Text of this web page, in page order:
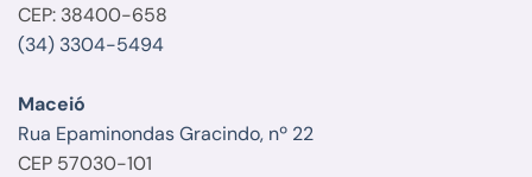
CEP: 38400-658
(34) 3304-5494
Maceió
Rua Epaminondas Gracindo, nº 22
CEP 57030-101